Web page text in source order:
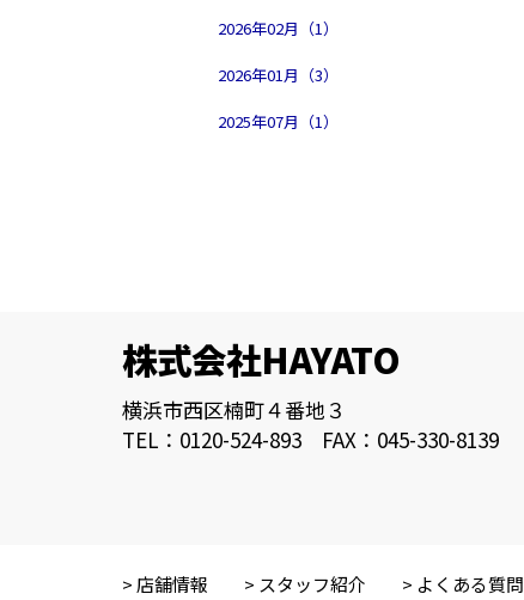
2026年02月（1）
2026年01月（3）
2025年07月（1）
株式会社HAYATO
横浜市西区楠町４番地３
TEL：0120-524-893 FAX：045-330-8139
店舗情報 スタッフ紹介 よくある質問